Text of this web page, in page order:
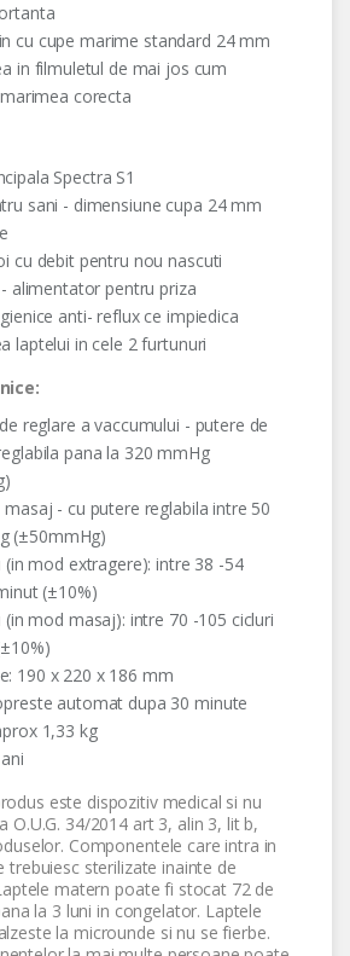
cu cupe marime standard 24 mm
in filmuletul de mai jos cum
corecta
Spectra S1
sani - dimensiune cupa 24 mm
cu debit pentru nou nascuti
alimentator pentru priza
anti- reflux ce impiedica
laptelui in cele 2 furtunuri
reglare a vaccumului - putere de
pana la 320 mmHg
masaj - cu putere reglabila intre 50
(±50mmHg)
(in mod extragere): intre 38 -54
(±10%)
(in mod masaj): intre 70 -105 cicluri
190 x 220 x 186 mm
automat dupa 30 minute
1,33 kg
este dispozitiv medical si nu
O.U.G. 34/2014 art 3, alin 3, lit b,
Componentele care intra in
trebuiesc sterilizate inainte de
matern poate fi stocat 72 de
la 3 luni in congelator. Laptele
la microunde si nu se fierbe.